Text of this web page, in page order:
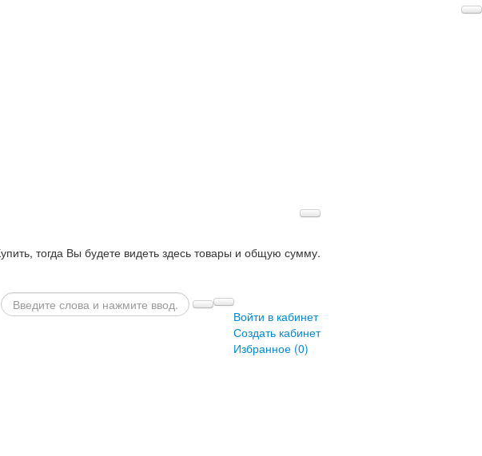
тогда Вы будете видеть здесь товары и общую сумму.
Войти в кабинет
Создать кабинет
Избранное (0)